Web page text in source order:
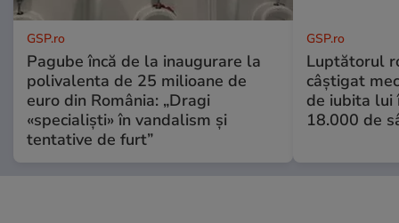
GSP.ro
Pagube încă de la inaugurare la
polivalenta de 25 milioane de
euro din România: „Dragi
«specialiști» în vandalism și
tentative de furt”
GSP.ro
Luptătorul
câștigat
de iubita lui
18.000 de